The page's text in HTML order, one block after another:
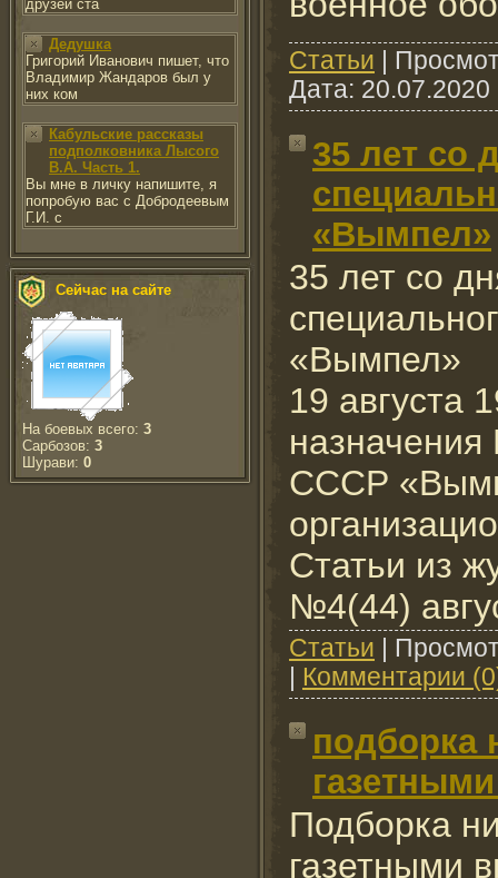
друзей ста
Дедушка
Григорий Иванович пишет, что
Владимир Жандаров был у
них ком
Кабульские рассказы
подполковника Лысого
В.А. Часть 1.
Вы мне в личку напишите, я
попробую вас с Добродеевым
Г.И. с
Сейчас на сайте
На боевых всего: 3
Сарбозов: 3
Шурави: 0
Cтатьи
Дата: 20.07.2020
35 лет со
«Вымпел»
35 лет со
«Вымпел»
19 августа
назначения
СССР
Статьи из
№4(44)
Cтатьи
Комментарии
подборка
Подборка
газетными